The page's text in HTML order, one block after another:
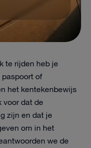
te rijden heb je
of
het kentekenbewijs
voor dat de
zijn en dat je
om in het
we de